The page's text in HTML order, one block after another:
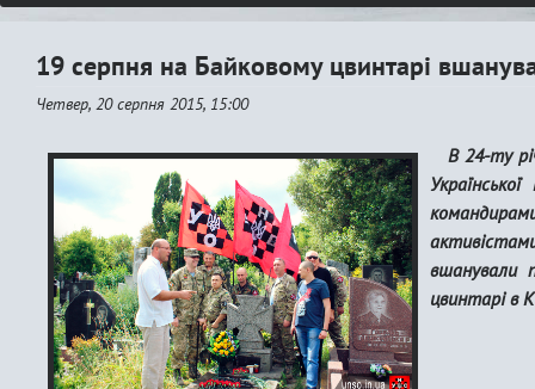
19 серпня на Байковому цвинтарі
Четвер, 20 серпня 2015, 15:00
В 24-ту
вшанували
цвинтарі в